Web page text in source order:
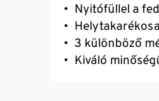
Nyitófüllel a
3 különböző
Kiváló